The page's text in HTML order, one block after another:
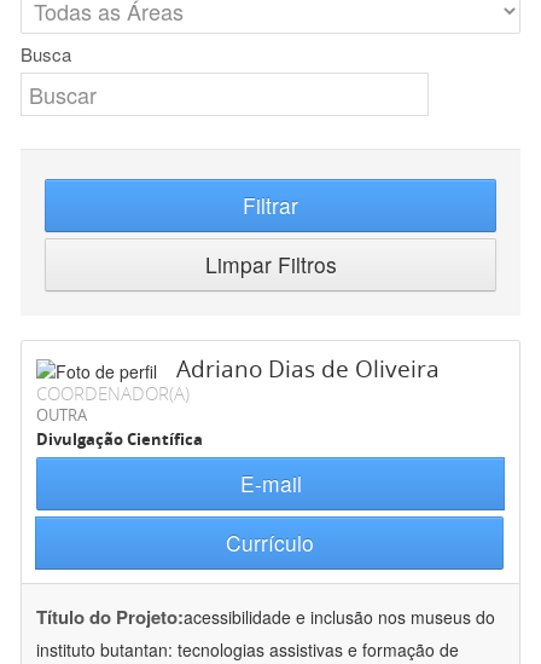
Busca
Filtrar
Limpar Filtros
Adriano Dias de Oliveira
COORDENADOR(A)
OUTRA
Divulgação Científica
E-mail
Currículo
Título do Projeto:acessibilidade e inclusão nos museus do
instituto butantan: tecnologias assistivas e formação de